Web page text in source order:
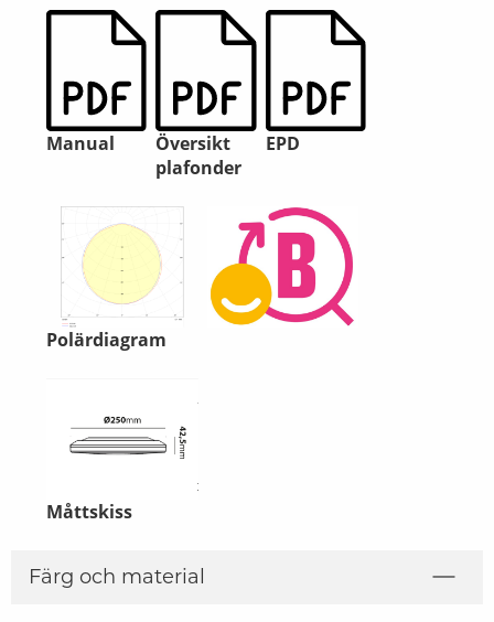
Manual
Översikt
plafonder
EPD
Polärdiagram
Måttskiss
Färg och material